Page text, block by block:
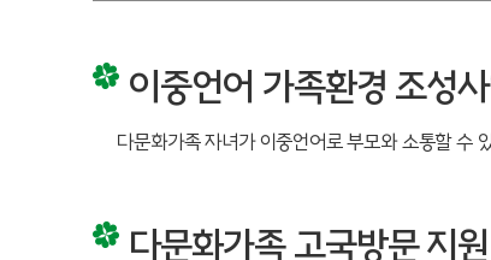
이중언어 가족환경 조성
다문화가족 자녀가 이중언어로 부모와 소통할 수
다문화가족 고국방문 지원